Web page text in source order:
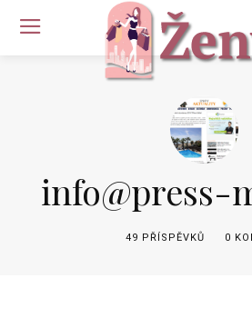
info@press-
49 PŘÍSPĚVKŮ 0